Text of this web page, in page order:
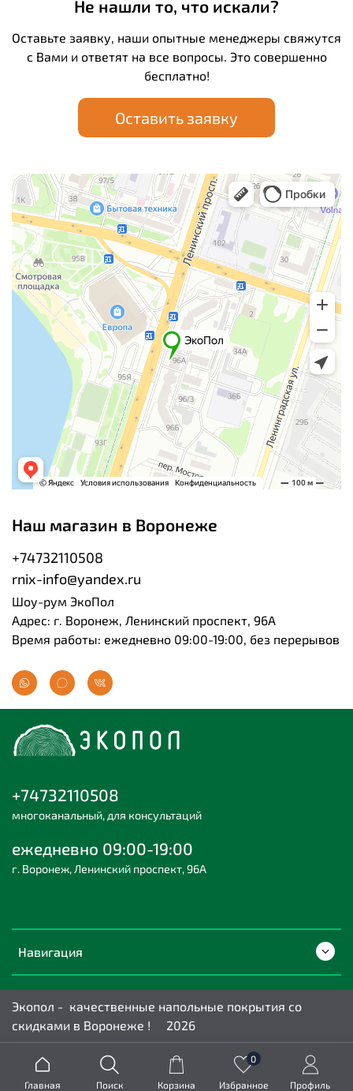
Не нашли то, что искали?
Оставьте заявку, наши опытные менеджеры свяжутся
с Вами и ответят на все вопросы. Это совершенно
бесплатно!
Оставить заявку
Наш магазин в Воронеже
+74732110508
rnix-info@yandex.ru
Шоу-рум ЭкоПол
Адрес: г. Воронеж, Ленинский проспект, 96А
Время работы: ежедневно 09:00-19:00, без перерывов
Навигация
+74732110508
многоканальный, для консультаций
ежедневно 09:00-19:00
г. Воронеж, Ленинский проспект, 96А
Экопол - качественные напольные покрытия со
скидками в Воронеже ! 2026
Главная Поиск Корзина
0
Избранное Профиль